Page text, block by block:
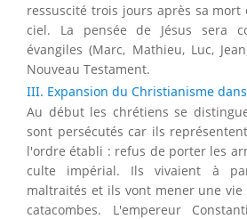
ressuscité trois jours après sa
ciel. La pensée de Jésus sera
évangiles (Marc, Mathieu, Luc,
Nouveau Testament.
III. Expansion du Christianisme
Au début les chrétiens se
sont persécutés car ils
l'ordre établi : refus de porter les
culte impérial. Ils vivaient à
maltraités et ils vont mener une
catacombes. L'empereur